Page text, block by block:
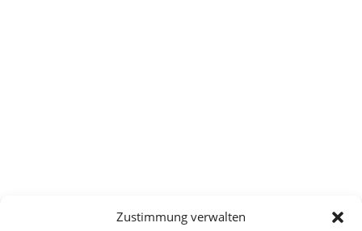
Zustimmung verwalten